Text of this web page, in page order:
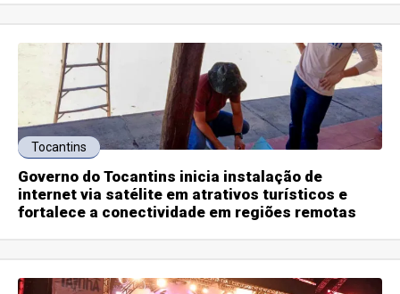
Tocantins
Governo do Tocantins inicia instalação de
internet via satélite em atrativos turísticos e
fortalece a conectividade em regiões remotas